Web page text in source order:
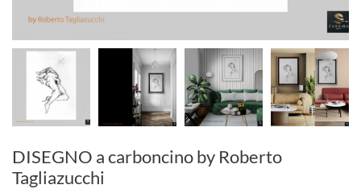
DISEGNO a carboncino by Roberto
Tagliazucchi